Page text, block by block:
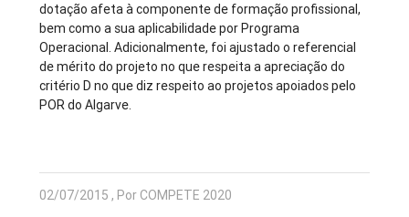
dotação afeta à componente de formação profissional,
bem como a sua aplicabilidade por Programa
Operacional. Adicionalmente, foi ajustado o referencial
de mérito do projeto no que respeita a apreciação do
critério D no que diz respeito ao projetos apoiados pelo
POR do Algarve.
02/07/2015 , Por COMPETE 2020